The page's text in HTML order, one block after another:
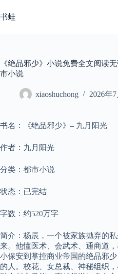
至
书蛙
《绝品邪少》小说免费全文阅读
市小说
xiaoshuchong 2026年7
书名：《绝品邪少》– 九月阳光
作者：九月阳光
分类：都市小说
状态：已完结
字数：约520万字
简介：杨辰，一个被家族抛弃的
来。他懂医术、会武术、通商道
小保安到掌控商业帝国的绝品邪
的人。校花、女总裁、神秘组织